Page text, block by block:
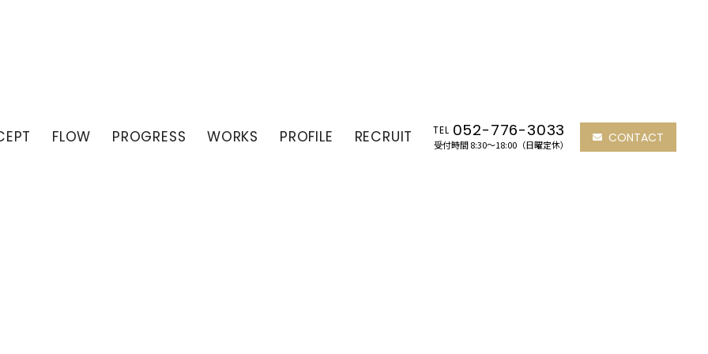
FLOW PROGRESS WORKS PROFILE RECRUIT TEL 052-776-3033
受付時間 8:30～18:00（日曜定休） CONTACT